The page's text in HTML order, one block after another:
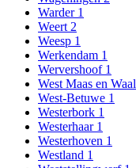
Warder 1
Weert 2
Weesp 1
Werkendam 1
Wervershoof 1
West Maas en Waal
West-Betuwe 1
Westerbork 1
Westerhaar 1
Westerhoven 1
Westland 1